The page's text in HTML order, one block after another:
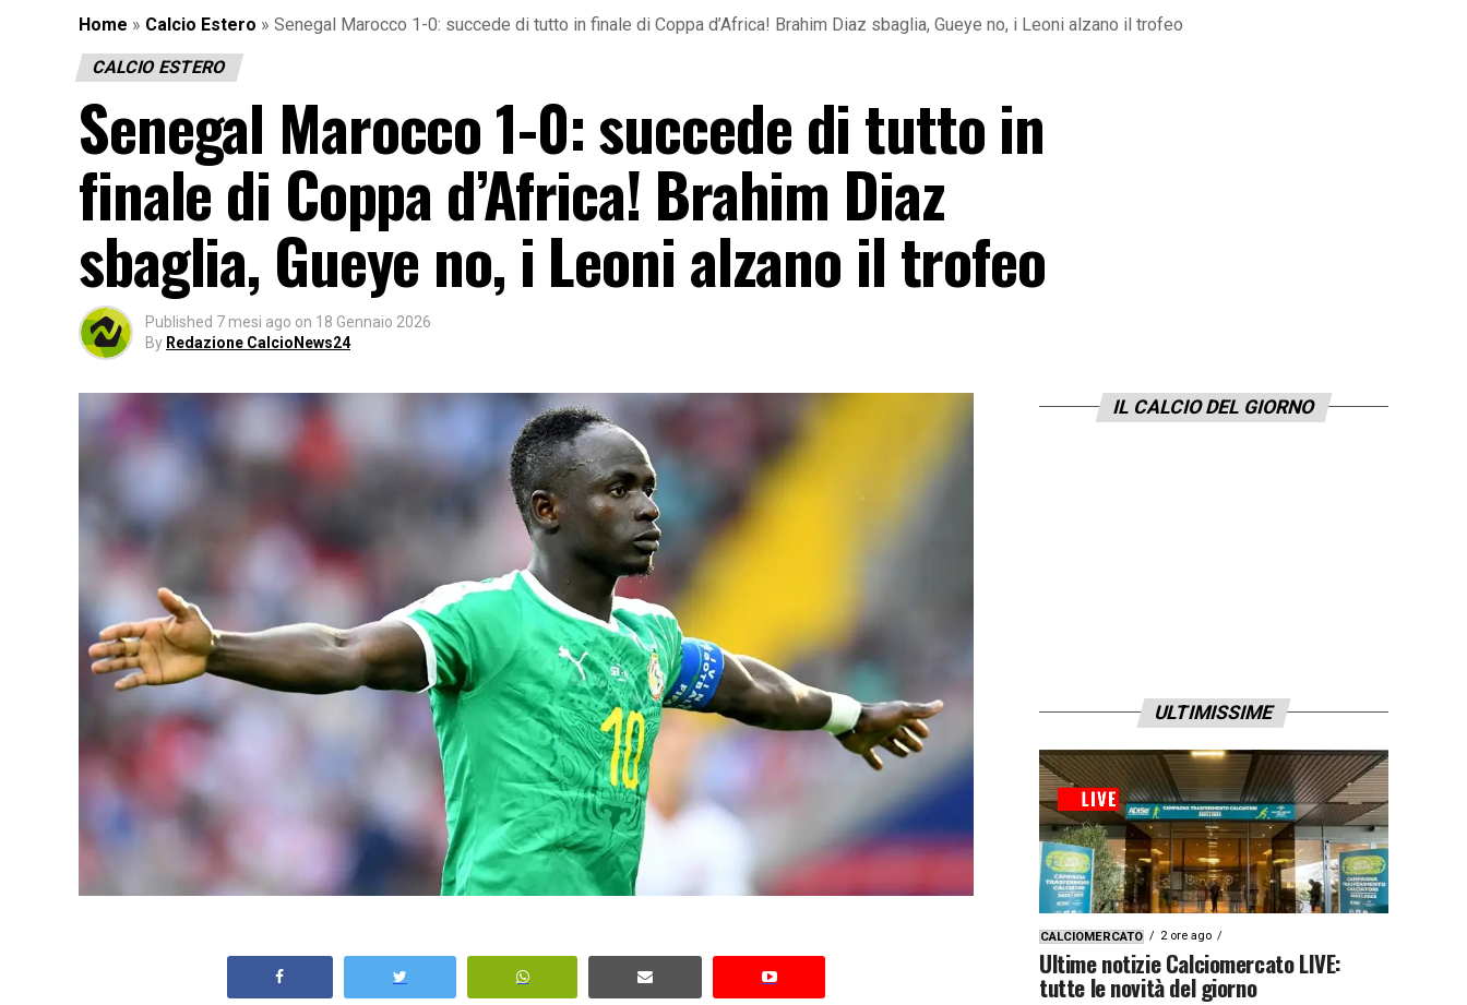
Home » Calcio Estero » Senegal Marocco 1-0: succede di tutto in finale di Coppa d’Africa! Brahim Diaz sbaglia, Gueye no, i Leoni alzano il trofeo
CALCIO ESTERO
Senegal Marocco 1-0: succede di tutto in
finale di Coppa d’Africa! Brahim Diaz
sbaglia, Gueye no, i Leoni alzano il trofeo
Published 7 mesi ago on 18 Gennaio 2026
By Redazione CalcioNews24
IL CALCIO DEL GIORNO
ULTIMISSIME
CALCIOMERCATO 2 ore ago
Ultime notizie Calciomercato LIVE:
tutte le novità del giorno